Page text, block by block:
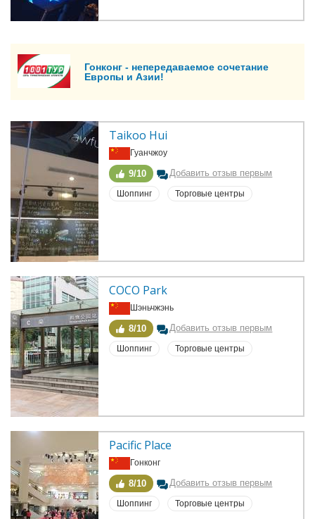
Гонконг - непередаваемое сочетание
Европы и Азии!
Taikoo Hui
Гуанчжоу
9/10 Добавить отзыв первым
Шоппинг Торговые центры
COCO Park
Шэньчжэнь
8/10 Добавить отзыв первым
Шоппинг Торговые центры
Pacific Place
Гонконг
8/10 Добавить отзыв первым
Шоппинг Торговые центры